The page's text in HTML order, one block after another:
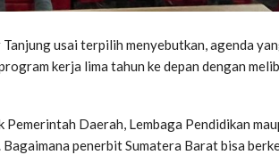
usai terpilih menyebutkan, agenda
kerja lima tahun ke depan dengan
Daerah, Lembaga Pendidikan
penerbit Sumatera Barat bisa